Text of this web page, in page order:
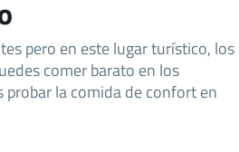
pero en este lugar turístico, los
comer barato en los
probar la comida de confort en